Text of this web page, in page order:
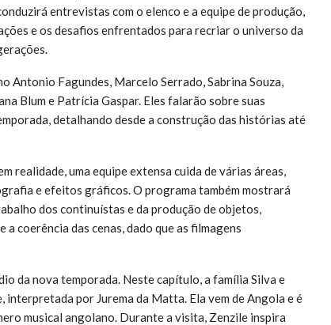
entrevistas com o elenco e a equipe de produção,
e os desafios enfrentados para recriar o universo da
Antonio Fagundes, Marcelo Serrado, Sabrina Souza,
Blum e Patrícia Gaspar. Eles falarão sobre suas
detalhando desde a construção das histórias até
realidade, uma equipe extensa cuida de várias áreas,
e efeitos gráficos. O programa também mostrará
dos continuístas e da produção de objetos,
coerência das cenas, dado que as filmagens
da nova temporada. Neste capítulo, a família Silva e
por Jurema da Matta. Ela vem de Angola e é
musical angolano. Durante a visita, Zenzile inspira